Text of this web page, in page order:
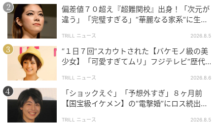
また、本作のオープニング主題歌はMIYAVIさんによる
『Running In My Head』、エンディング主題歌は満
島ひかりさんによる『ロゼ（Prod.TeddyLoid）』が担
当。視聴者に刺さるような、作品の熱量やスタイリッ
シュさを押し上げる楽曲になっています。『コードギ
アス』シリーズは、これまでFLOWによる『COLORS』
や、SunSet Swishによる『モザイクカケラ』などが起
用され、高い人気を集めました。
偏差値７０超え『超難関校』出身！「次元が
違う」「完璧すぎる」“華麗なる家系”に生ま
TRILL ニュース 2026.8.5
“１日７回”スカウトされた【バケモノ級の美
少女】「可愛すぎてムリ」フジテレビ“歴代N
TRILL ニュース 2026.8.6
「ショックえぐ」「予想外すぎ」８ヶ月前
【国宝級イケメン】の“電撃婚”にロス続出！
TRILL ニュース 2026.8.5